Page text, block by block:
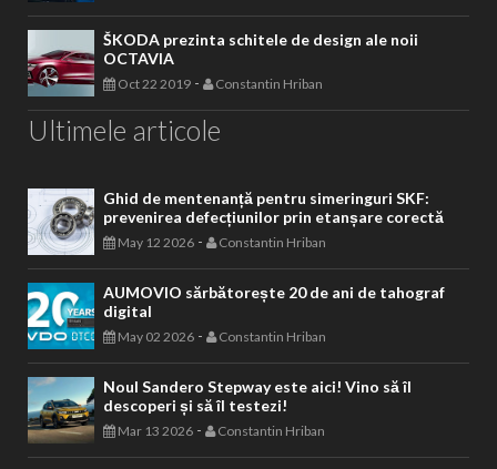
ŠKODA prezinta schitele de design ale noii
OCTAVIA
Oct 22 2019 - Constantin Hriban
Ultimele articole
Ghid de mentenanță pentru simeringuri SKF:
prevenirea defecțiunilor prin etanșare corectă
May 12 2026 - Constantin Hriban
AUMOVIO sărbătorește 20 de ani de tahograf
digital
May 02 2026 - Constantin Hriban
Noul Sandero Stepway este aici! Vino să îl
descoperi și să îl testezi!
Mar 13 2026 - Constantin Hriban